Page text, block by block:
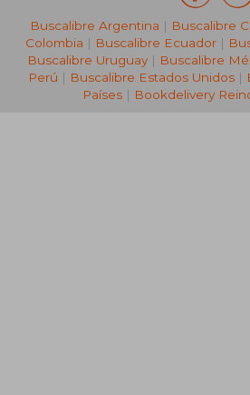
Buscalibre Argentina | Buscalibre
Colombia | Buscalibre Ecuador |
Buscalibre Uruguay| Buscalibre
Perú | Buscalibre Estados Unidos|
Países | Bookdelivery